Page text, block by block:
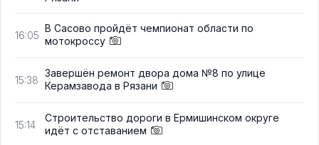
16:05
В Сасово пройдёт чемпионат области по
мотокроссу
15:38
Завершён ремонт двора дома №8 по улице
Керамзавода в Рязани
15:14
Строительство дороги в Ермишинском округе
идёт с отставанием